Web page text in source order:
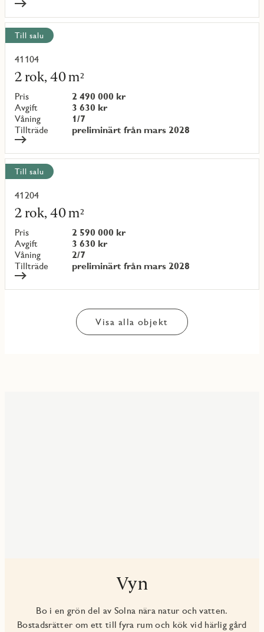
Till salu
41104
2 rok, 40 m²
Pris
2 490 000 kr
Avgift
3 630 kr
Våning
1/7
Tillträde
preliminärt från mars 2028
Läs
mer
om
objekt
{objectNumber}
Till salu
41204
2 rok, 40 m²
Pris
2 590 000 kr
Avgift
3 630 kr
Våning
2/7
Tillträde
preliminärt från mars 2028
Läs
mer
om
objekt
{objectNumber}
Visa alla objekt
Vyn
Bo i en grön del av Solna nära natur och vatten.
Bostadsrätter om ett till fyra rum och kök vid härlig gård